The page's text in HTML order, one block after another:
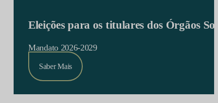
Eleições para os titulares dos Órgãos
Mandato 2026-2029
Saber Mais